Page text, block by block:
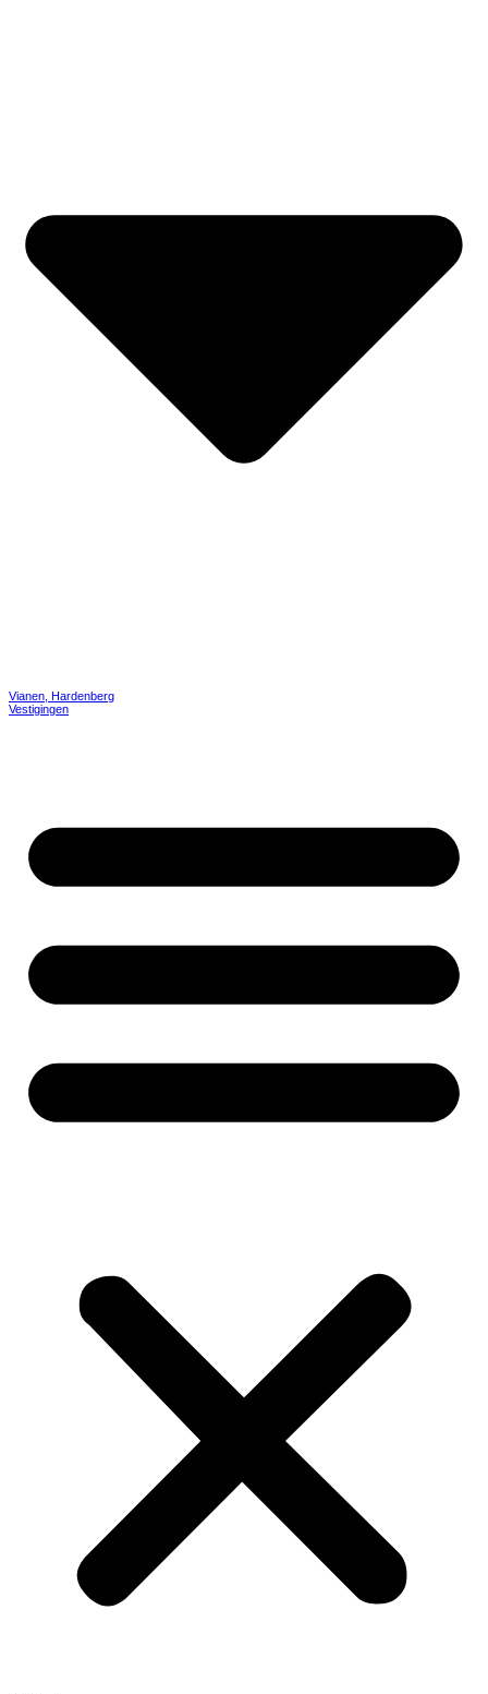
Vianen, Hardenberg
Vestigingen